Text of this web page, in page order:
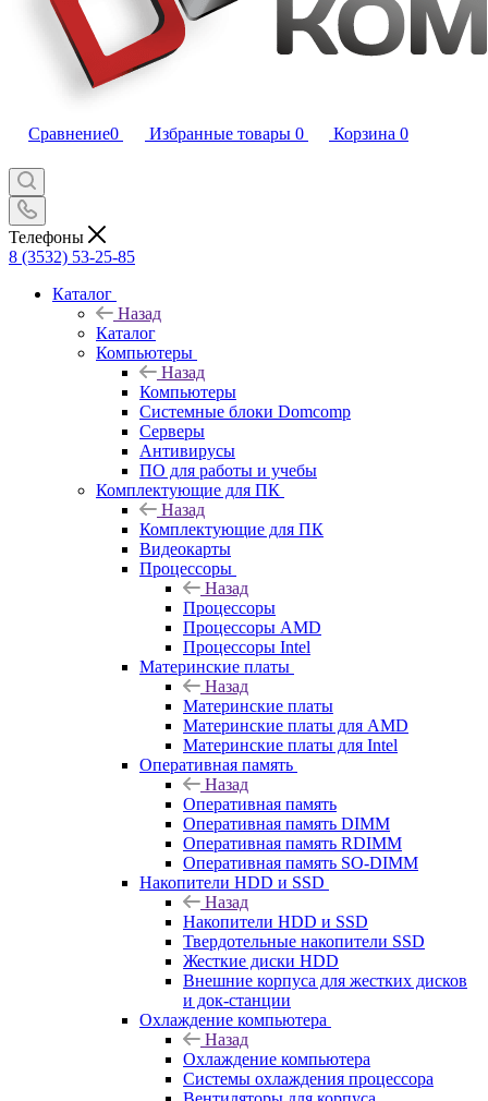
Сравнение0 Избранные товары 0 Корзина 0
Телефоны
8 (3532) 53-25-85
Каталог
Назад
Каталог
Компьютеры
Назад
Компьютеры
Системные блоки Domcomp
Серверы
Антивирусы
ПО для работы и учебы
Комплектующие для ПК
Назад
Комплектующие для ПК
Видеокарты
Процессоры
Назад
Процессоры
Процессоры AMD
Процессоры Intel
Материнские платы
Назад
Материнские платы
Материнские платы для AMD
Материнские платы для Intel
Оперативная память
Назад
Оперативная память
Оперативная память DIMM
Оперативная память RDIMM
Оперативная память SO-DIMM
Накопители HDD и SSD
Назад
Накопители HDD и SSD
Твердотельные накопители SSD
Жесткие диски HDD
Внешние корпуса для жестких дисков
и док-станции
Охлаждение компьютера
Назад
Охлаждение компьютера
Системы охлаждения процессора